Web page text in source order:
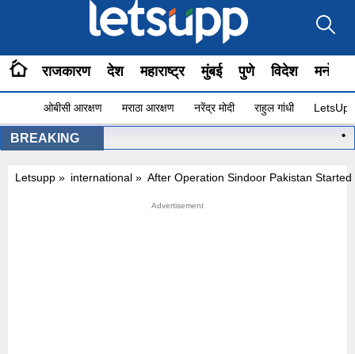
राजकारण देश महाराष्ट्र मुंबई पुणे विदेश
ओबीसी आरक्षण मराठा आरक्षण नरेंद्र मोदी राहुल गांधी
BREAKING
Letsupp » international » After Operation Sindoor Pakistan